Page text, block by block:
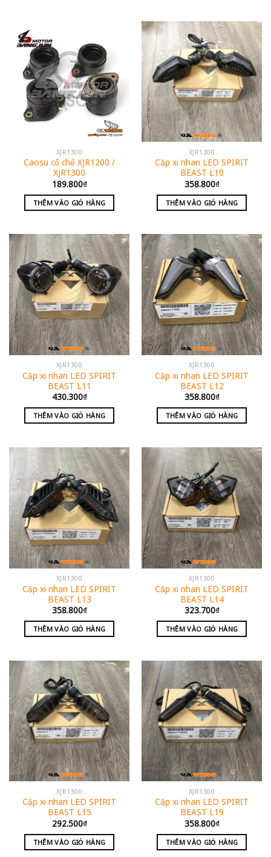
XJR1300
Caosu cổ chế XJR1200 /
XJR1300
189.800₫
THÊM VÀO GIỎ HÀNG
XJR1300
Cặp xi nhan LED SPIRIT
BEAST L10
358.800₫
THÊM VÀO GIỎ HÀNG
XJR1300
Cặp xi nhan LED SPIRIT
BEAST L11
430.300₫
THÊM VÀO GIỎ HÀNG
XJR1300
Cặp xi nhan LED SPIRIT
BEAST L12
358.800₫
THÊM VÀO GIỎ HÀNG
XJR1300
Cặp xi nhan LED SPIRIT
BEAST L13
358.800₫
THÊM VÀO GIỎ HÀNG
XJR1300
Cặp xi nhan LED SPIRIT
BEAST L14
323.700₫
THÊM VÀO GIỎ HÀNG
XJR1300
Cặp xi nhan LED SPIRIT
BEAST L15
292.500₫
THÊM VÀO GIỎ HÀNG
XJR1300
Cặp xi nhan LED SPIRIT
BEAST L19
358.800₫
THÊM VÀO GIỎ HÀNG